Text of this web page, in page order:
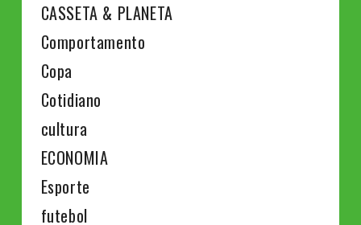
CASSETA & PLANETA
Comportamento
Copa
Cotidiano
cultura
ECONOMIA
Esporte
futebol